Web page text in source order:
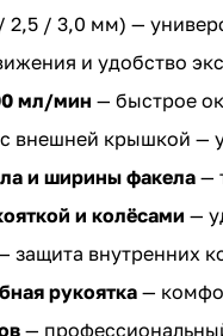
2,5 / 3,0 мм) —
и удобство
мл/мин — быстрое
с внешней крышкой —
и ширины факела —
и колёсами —
защита внутренних
рукоятка —
—